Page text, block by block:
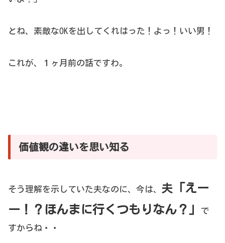
とね、素敵なOKを出してくれはった！よっ！いい男！
これが、１ヶ月前の話ですわ。
価値観の違いを思い知る
そう理解を示していた夫なのに、今は、 夫 「えー
ー！？ほんまに行くつもりなん？」
で
すからね・・